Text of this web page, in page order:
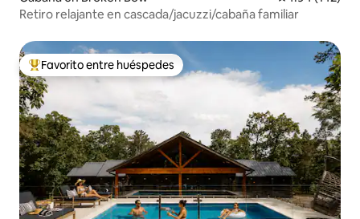
Retiro relajante en cascada/jacuzzi/cabaña familiar
De los mejores en Favorito entre huéspedes
Favorito entre huéspedes